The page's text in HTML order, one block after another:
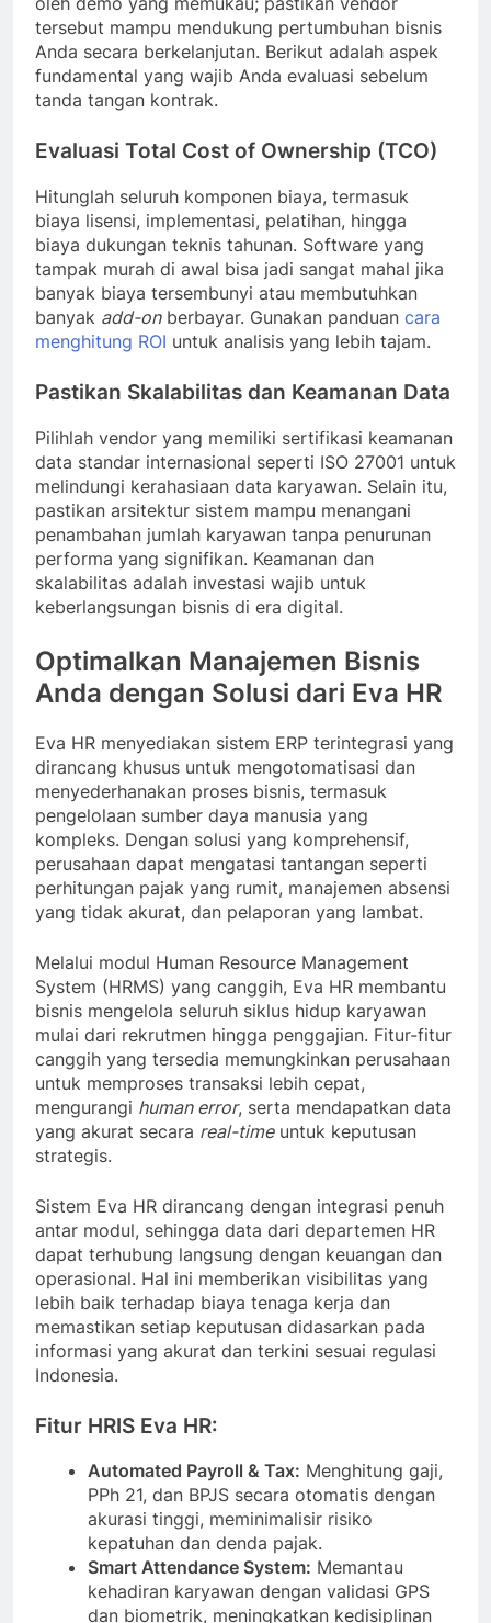
tersebut mampu mendukung pertumbuhan bisnis
Anda secara berkelanjutan. Berikut adalah aspek
fundamental yang wajib Anda evaluasi sebelum
tanda tangan kontrak.
Evaluasi Total Cost of Ownership (TCO)
Hitunglah seluruh komponen biaya, termasuk
biaya lisensi, implementasi, pelatihan, hingga
biaya dukungan teknis tahunan. Software yang
tampak murah di awal bisa jadi sangat mahal jika
banyak biaya tersembunyi atau membutuhkan
banyak add-onberbayar. Gunakan panduan cara
menghitung ROI untuk analisis yang lebih tajam.
Pastikan Skalabilitas dan Keamanan Data
Pilihlah vendor yang memiliki sertifikasi keamanan
data standar internasional seperti ISO 27001 untuk
melindungi kerahasiaan data karyawan. Selain itu,
pastikan arsitektur sistem mampu menangani
penambahan jumlah karyawan tanpa penurunan
performa yang signifikan. Keamanan dan
skalabilitas adalah investasi wajib untuk
keberlangsungan bisnis di era digital.
Optimalkan Manajemen Bisnis
Anda dengan Solusi dari Eva HR
Eva HR menyediakan sistem ERP terintegrasi yang
dirancang khusus untuk mengotomatisasi dan
menyederhanakan proses bisnis, termasuk
pengelolaan sumber daya manusia yang
kompleks. Dengan solusi yang komprehensif,
perusahaan dapat mengatasi tantangan seperti
perhitungan pajak yang rumit, manajemen absensi
yang tidak akurat, dan pelaporan yang lambat.
Melalui modul Human Resource Management
System (HRMS) yang canggih, Eva HR membantu
bisnis mengelola seluruh siklus hidup karyawan
mulai dari rekrutmen hingga penggajian. Fitur-fitur
canggih yang tersedia memungkinkan perusahaan
untuk memproses transaksi lebih cepat,
mengurangi human error, serta mendapatkan data
yang akurat secara real-timeuntuk keputusan
strategis.
Sistem Eva HR dirancang dengan integrasi penuh
antar modul, sehingga data dari departemen HR
dapat terhubung langsung dengan keuangan dan
operasional. Hal ini memberikan visibilitas yang
lebih baik terhadap biaya tenaga kerja dan
memastikan setiap keputusan didasarkan pada
informasi yang akurat dan terkini sesuai regulasi
Indonesia.
Fitur HRIS Eva HR:
Automated Payroll & Tax: Menghitung gaji,
PPh 21, dan BPJS secara otomatis dengan
akurasi tinggi, meminimalisir risiko
kepatuhan dan denda pajak.
Smart Attendance System: Memantau
kehadiran karyawan dengan validasi GPS
dan biometrik, meningkatkan kedisiplinan